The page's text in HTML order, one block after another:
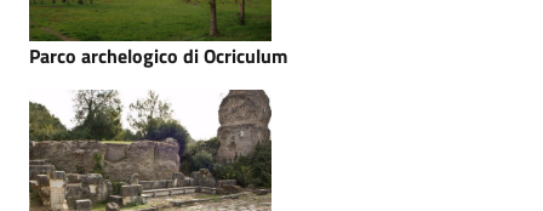
Parco archelogico di Ocriculum